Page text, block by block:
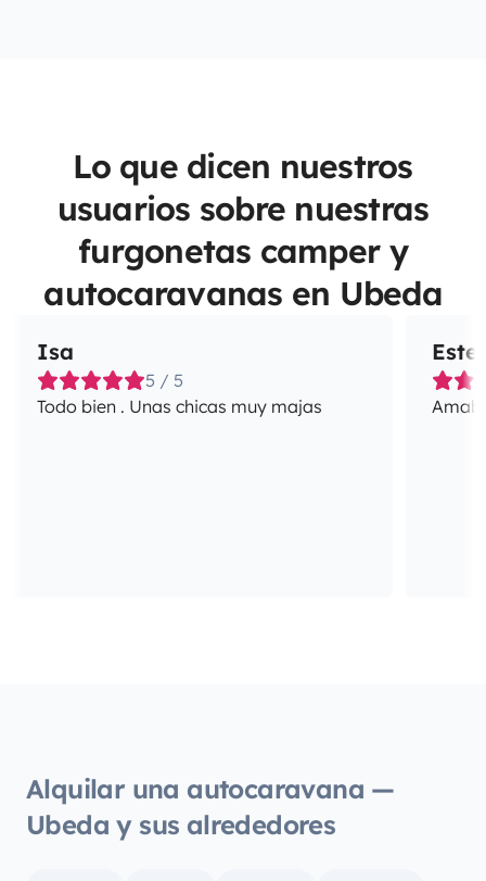
Lo que dicen nuestros
usuarios sobre nuestras
furgonetas camper y
autocaravanas en Ubeda
Isa
5 / 5
Todo bien . Unas chicas muy majas
Alquilar una autocaravana —
Ubeda y sus alrededores